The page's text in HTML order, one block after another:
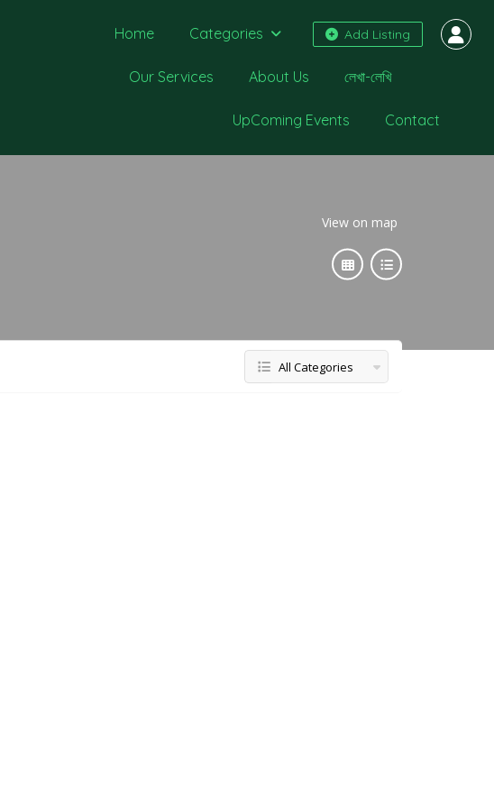
Add Listing
Home Categories
Our Services About Us লেখা-লেখি
UpComing Events Contact
View on map
All Categories